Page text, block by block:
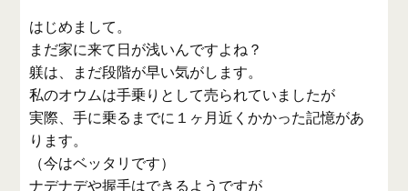
はじめまして。
まだ家に来て日が浅いんですよね？
躾は、まだ段階が早い気がします。
私のオウムは手乗りとして売られていましたが
実際、手に乗るまでに１ヶ月近くかかった記憶があ
ります。
（今はベッタリです）
ナデナデや握手はできるようですが